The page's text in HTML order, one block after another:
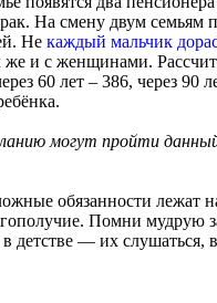
На смену двум семьям
Не каждый мальчик
и с женщинами.
60 лет – 386, через 90
могут пройти
обязанности лежат
Помни мудрую
в детстве — их